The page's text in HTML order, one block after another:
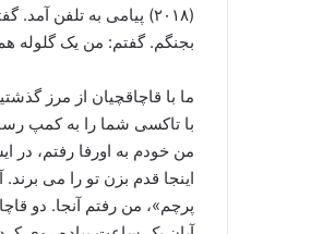
بجنگم. گفتم: من یک گلوله
ما با قاچاقچیان از مرز
با تاکسی شما را به کمپ
من خودم به اورفا رفتم، در
اینجا قدم بزن تو را می برند.